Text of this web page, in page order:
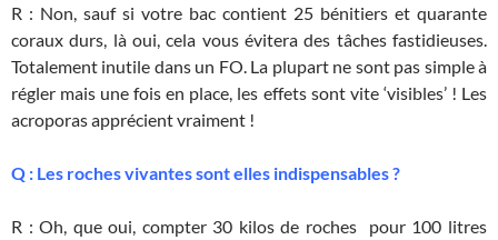
R : Non, sauf si votre bac contient 25 bénitiers et quarante
coraux durs, là oui, cela vous évitera des tâches fastidieuses.
Totalement inutile dans un FO. La plupart ne sont pas simple à
régler mais une fois en place, les effets sont vite ‘visibles’ ! Les
acroporas apprécient vraiment !
Q : Les roches vivantes sont elles indispensables ?
R : Oh, que oui, compter 30 kilos de roches pour 100 litres